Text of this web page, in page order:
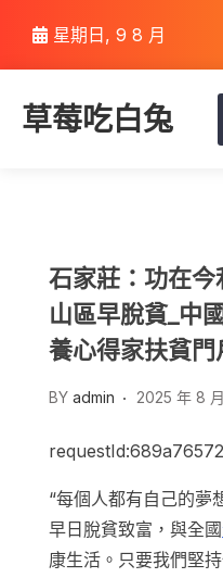
content
星期日, 9 8 月
草莓吃白兔
石家莊：功在
山區早脫貧_中
養心得家扶貧門
BY admin 2025 年 8
“每個人都有自己的夢
早日脫貧致富，與全國
康生活。只要我們堅